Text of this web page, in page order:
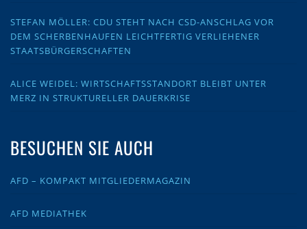
STEFAN MÖLLER: CDU STEHT NACH CSD-ANSCHLAG VOR
DEM SCHERBENHAUFEN LEICHTFERTIG VERLIEHENER
STAATSBÜRGERSCHAFTEN
ALICE WEIDEL: WIRTSCHAFTSSTANDORT BLEIBT UNTER
MERZ IN STRUKTURELLER DAUERKRISE
BESUCHEN SIE AUCH
AFD – KOMPAKT MITGLIEDERMAGAZIN
AFD MEDIATHEK